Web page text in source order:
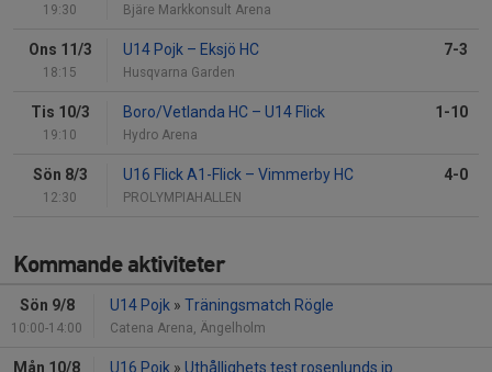
19:30 Bjäre Markkonsult Arena
Ons 11/3
18:15
U14 Pojk – Eksjö HC
Husqvarna Garden
7-3
Tis 10/3
19:10
Boro/Vetlanda HC – U14 Flick
Hydro Arena
1-10
Sön 8/3
12:30
U16 Flick A1-Flick – Vimmerby HC
PROLYMPIAHALLEN
4-0
Kommande aktiviteter
Sön 9/8
10:00-14:00
U14 Pojk » Träningsmatch Rögle
Catena Arena, Ängelholm
Mån 10/8 U16 Pojk » Uthållighets test rosenlunds ip